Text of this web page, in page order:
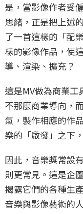
是，當影像作者受
思緒，正是把上述
了一首這樣的「配
樣的影像作品，使
導、渲染、擴充？
這是MV做為商業
不那麼商業導向，
氣，製作相應的作
樂的「啟發」之下
因此，音樂獎常設
則更常見。這是企
揭露它們的各種生
音樂與影像藝術的